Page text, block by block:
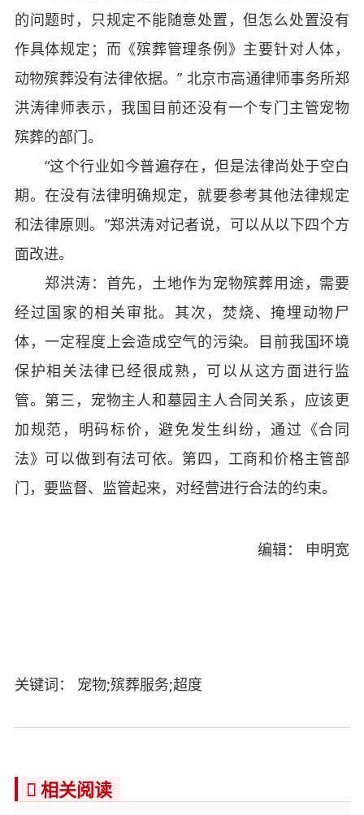
的问题时，只规定不能随意处置，但怎么处置没有
作具体规定；而《殡葬管理条例》主要针对人体，
动物殡葬没有法律依据。” 北京市高通律师事务所郑
洪涛律师表示，我国目前还没有一个专门主管宠物
殡葬的部门。
“这个行业如今普遍存在，但是法律尚处于空白
期。在没有法律明确规定，就要参考其他法律规定
和法律原则。”郑洪涛对记者说，可以从以下四个方
面改进。
郑洪涛：首先，土地作为宠物殡葬用途，需要
经过国家的相关审批。其次，焚烧、掩埋动物尸
体，一定程度上会造成空气的污染。目前我国环境
保护相关法律已经很成熟，可以从这方面进行监
管。第三，宠物主人和墓园主人合同关系，应该更
加规范，明码标价，避免发生纠纷，通过《合同
法》可以做到有法可依。第四，工商和价格主管部
门，要监督、监管起来，对经营进行合法的约束。
编辑： 申明宽
关键词： 宠物;殡葬服务;超度
 相关阅读